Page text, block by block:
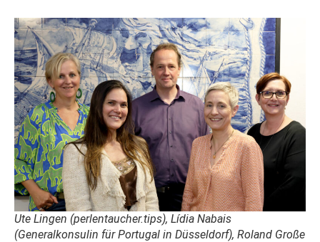
Ute Lingen (perlentaucher.tips), Lídia Nabais
(Generalkonsulin für Portugal in Düsseldorf), Roland Große